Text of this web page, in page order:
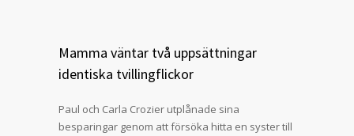
Mamma väntar två uppsättningar
identiska tvillingflickor
Paul och Carla Crozier utplånade sina
besparingar genom att försöka hitta en syster till